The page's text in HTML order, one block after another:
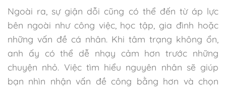
Ngoài ra, sự giận dỗi cũng có thể đến từ áp lực
bên ngoài như công việc, học tập, gia đình hoặc
những vấn đề cá nhân. Khi tâm trạng không ổn,
anh ấy có thể dễ nhạy cảm hơn trước những
chuyện nhỏ. Việc tìm hiểu nguyên nhân sẽ giúp
bạn nhìn nhận vấn đề công bằng hơn và chọn